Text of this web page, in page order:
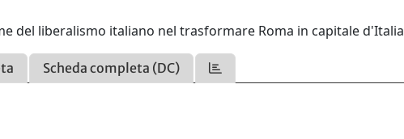
del liberalismo italiano nel trasformare Roma in capitale d'Italia
Scheda completa (DC)